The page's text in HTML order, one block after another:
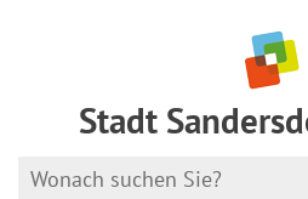
Stadt